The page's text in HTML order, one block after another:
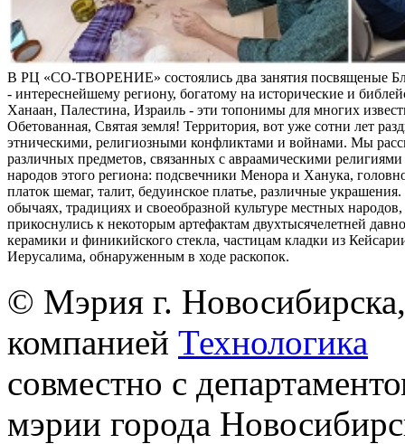
В РЦ «СО-ТВОРЕНИЕ» состоялись два занятия посвященые
- интереснейшему региону, богатому на исторические и
Ханаан, Палестина, Израиль - эти топонимы для многих
Обетованная, Святая земля! Территория, вот уже сотни лет
этническими, религиозными конфликтами и войнами. Мы
различных предметов, связанных с авраамическими религиями
народов этого региона: подсвечники Менора и Ханука,
платок шемаг, талит, бедуинское платье, различные
обычаях, традициях и своеобразной культуре местных
прикоснулись к некоторым артефактам двухтысячелетней
керамики и финикийского стекла, частицам кладки из
Иерусалима, обнаруженным в ходе раскопок.
© Мэрия г.
компанией Технологика
совместно с
мэрии города